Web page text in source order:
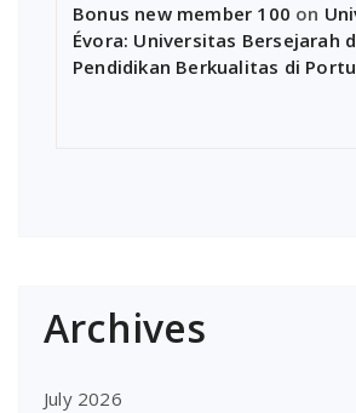
Bonus new member 100 on
Évora: Universitas Bersejarah
Pendidikan Berkualitas di
Archives
July 2026